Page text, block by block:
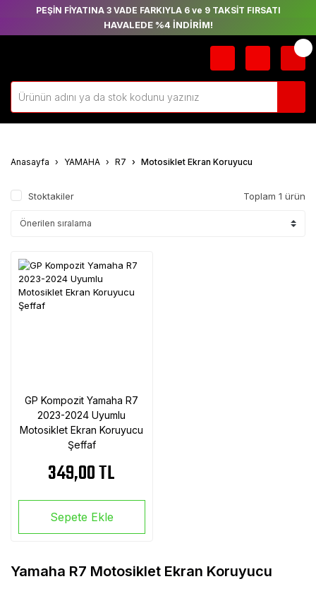
PEŞİN FİYATINA 3 VADE FARKIYLA 6 ve 9 TAKSİT FIRSATI
HAVALEDE %4 İNDİRİM!
Anasayfa YAMAHA R7 Motosiklet Ekran Koruyucu
Stoktakiler Toplam 1 ürün
GP Kompozit Yamaha R7
2023-2024 Uyumlu
Motosiklet Ekran Koruyucu
Şeffaf
349,00 TL
Sepete Ekle
Yamaha R7 Motosiklet Ekran Koruyucu